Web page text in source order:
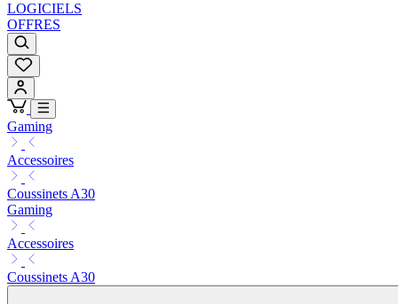
LOGICIELS
OFFRES
Gaming
Accessoires
Coussinets A30
Gaming
Accessoires
Coussinets A30